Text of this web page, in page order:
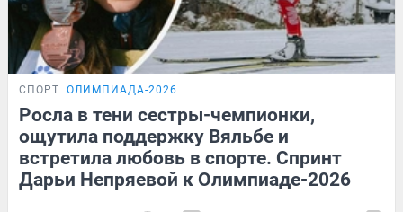
СПОРТ ОЛИМПИАДА-2026
Росла в тени сестры-чемпионки,
ощутила поддержку Вяльбе и
встретила любовь в спорте. Спринт
Дарьи Непряевой к Олимпиаде-2026